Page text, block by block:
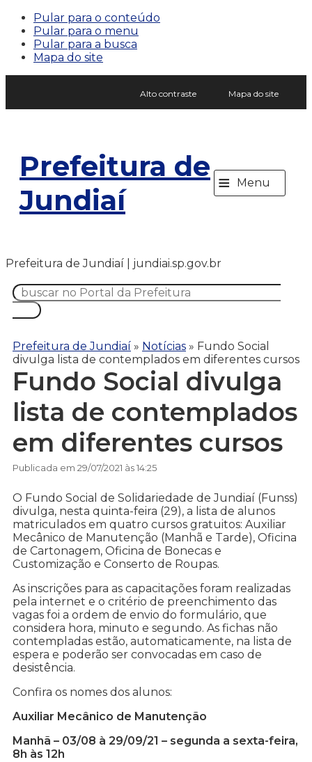
Pular para o conteúdo
Pular para o menu
Pular para a busca
Mapa do site
Alto contraste Mapa do site
Prefeitura de
Jundiaí
≡ Menu
Prefeitura de Jundiaí | jundiai.sp.gov.br
Prefeitura de Jundiaí » Notícias » Fundo Social
divulga lista de contemplados em diferentes cursos
Fundo Social divulga
lista de contemplados
em diferentes cursos
Publicada em 29/07/2021 às 14:25
O Fundo Social de Solidariedade de Jundiaí (Funss)
divulga, nesta quinta-feira (29), a lista de alunos
matriculados em quatro cursos gratuitos: Auxiliar
Mecânico de Manutenção (Manhã e Tarde), Oficina
de Cartonagem, Oficina de Bonecas e
Customização e Conserto de Roupas.
As inscrições para as capacitações foram realizadas
pela internet e o critério de preenchimento das
vagas foi a ordem de envio do formulário, que
considera hora, minuto e segundo. As fichas não
contempladas estão, automaticamente, na lista de
espera e poderão ser convocadas em caso de
desistência.
Confira os nomes dos alunos:
Auxiliar Mecânico de Manutenção
Manhã – 03/08 à 29/09/21 – segunda a sexta-feira,
8h às 12h